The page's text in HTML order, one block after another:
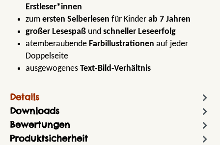
Erstleser*innen
zum ersten Selberlesen für Kinder ab 7 Jahren
großer Lesespaß und schneller Leseerfolg
atemberaubende Farbillustrationen auf jeder
Doppelseite
ausgewogenes Text-Bild-Verhältnis
Details
Downloads
Bewertungen
Produktsicherheit